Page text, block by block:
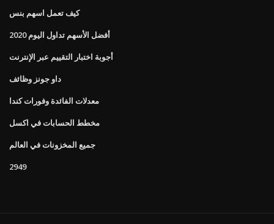
كيف تعمل اسهم بنس
أفضل الأسهم تداول اليوم 2020
أجوبة اختبار التقييم عبر الإنترنت
داو جونز وظائف
معدلات الفائدة وفورات كندا
مخطط الحسابات في اكسل
جميع المخزونات في العالم
2949